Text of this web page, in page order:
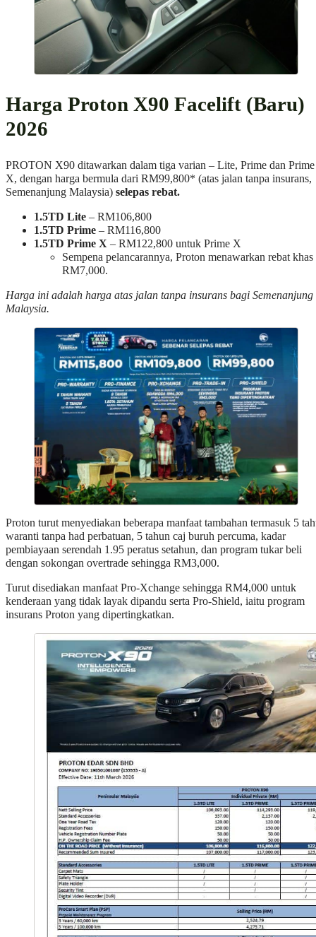
Harga Proton X90 Facelift (Baru)
2026
PROTON X90 ditawarkan dalam tiga varian – Lite, Prime dan Prime
X, dengan harga bermula dari RM99,800* (atas jalan tanpa insurans,
Semenanjung Malaysia) selepas rebat.
1.5TD Lite – RM106,800
1.5TD Prime – RM116,800
1.5TD Prime X – RM122,800 untuk Prime X
Sempena pelancarannya, Proton menawarkan rebat khas
RM7,000.
Harga ini adalah harga atas jalan tanpa insurans bagi Semenanjung
Malaysia.
Proton turut menyediakan beberapa manfaat tambahan termasuk 5
waranti tanpa had perbatuan, 5 tahun caj buruh percuma, kadar
pembiayaan serendah 1.95 peratus setahun, dan program tukar beli
dengan sokongan overtrade sehingga RM3,000.
Turut disediakan manfaat Pro-Xchange sehingga RM4,000 untuk
kenderaan yang tidak layak dipandu serta Pro-Shield, iaitu program
insurans Proton yang dipertingkatkan.